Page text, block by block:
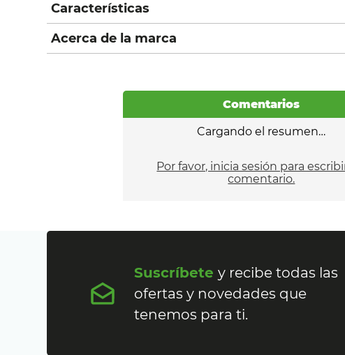
Características
Acerca de la marca
Comentarios
Cargando el resumen…
Por favor, inicia sesión para
comentario.
Suscríbetey recibe todas las
ofertas y novedades que
tenemos para ti.